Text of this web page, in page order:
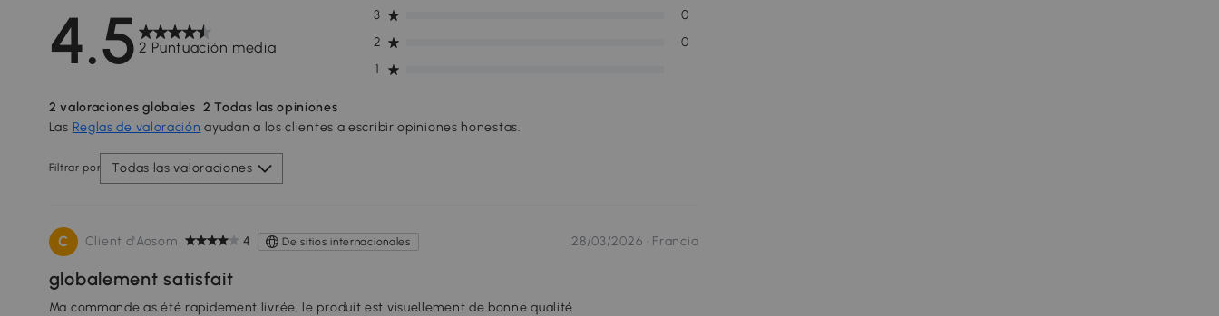
4.5 2 Puntuación media
1
2 0
3 0
2 valoraciones globales 2 Todas las opiniones
Las Reglas de valoración ayudan a los clientes a escribir opiniones honestas.
Filtrar por Todas las valoraciones
C Client d'Aosom 4 De sitios internacionales 28/03/2026 · Francia
globalement satisfait
Ma commande as été rapidement livrée, le produit est visuellement de bonne qualité